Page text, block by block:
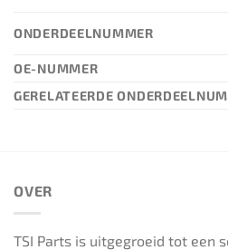
ONDERDEELNUMMER
OE-NUMMER
GERELATEERDE
OVER
TSI Parts is uitgegroeid tot een